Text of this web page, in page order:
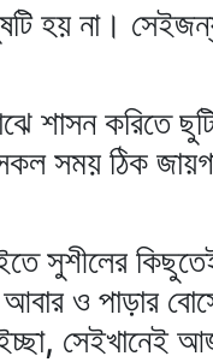
হয় না।
শাসন করিতে
সময় ঠিক
সুশীলের
ও পাড়ার
সেইখানেই আজ